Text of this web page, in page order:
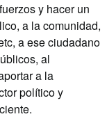
y hacer un
a la comunidad,
a ese ciudadano
al
a la
político y